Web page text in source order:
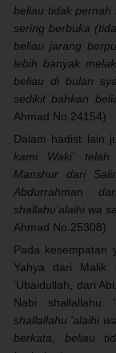
beliau tidak
sering berbuka
beliau jarang
lebih banyak
beliau di bulan
sedikit bahkan
Ahmad No.24154)
Dalam hadist lain
kami Waki' telah
Manshur dari
Abdurrahman
shallahu'alaihi wa
Ahmad No.25308)
Pada kesempatan
Yahya dari Malik
'Ubaidullah, dari
Nabi shallallahu
shallallahu 'alaihi
berkata, beliau